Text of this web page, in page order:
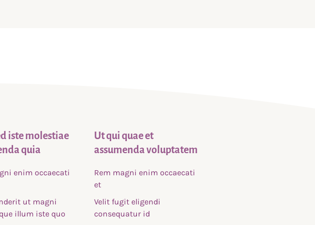
iste molestiae
quia
enim occaecati
ut magni
illum iste quo
Ut qui quae et
assumenda voluptatem
Rem magni enim occaecati
et
Velit fugit eligendi
consequatur id